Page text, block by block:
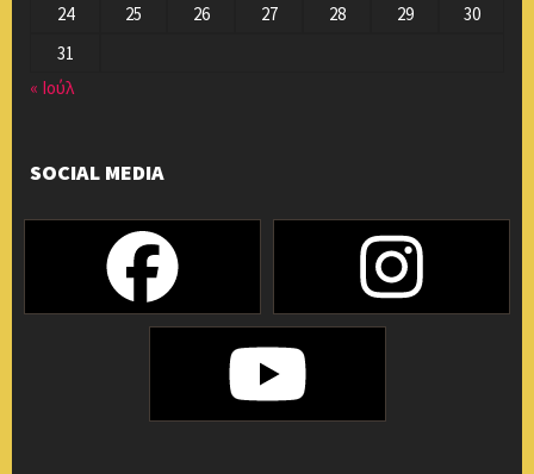
24
25 26 27 28 29
30
31
« Ιούλ
SOCIAL MEDIA